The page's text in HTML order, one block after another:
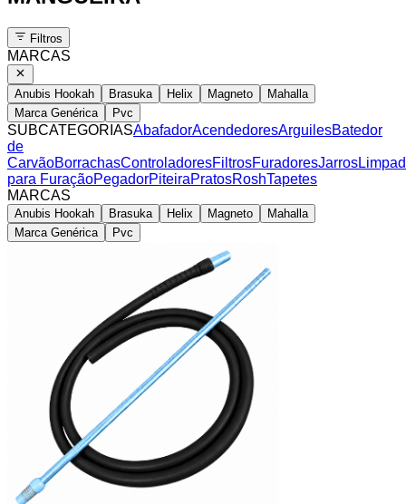
Filtros
MARCAS
Anubis Hookah Brasuka Helix Magneto
Mahalla
Marca Genérica
Pvc
SUBCATEGORIASAbafadorAcendedoresArguilesBatedor
de
CarvãoBorrachasControladoresFiltrosFuradoresJarros
para FuraçãoPegadorPiteiraPratosRoshTapetes
MARCAS
Anubis Hookah Brasuka Helix Magneto
Mahalla
Marca Genérica
Pvc